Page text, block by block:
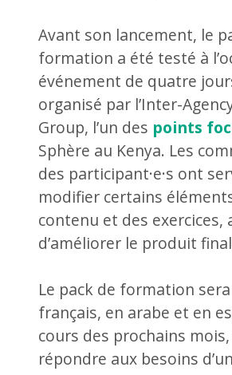
Avant son lancement, le
formation a été testé à
événement de quatre
organisé par l’Inter-
Group, l’un des points
Sphère au Kenya. Les
des participant·e·s ont
modifier certains
contenu et des exercices,
d’améliorer le produit
Le pack de formation
français, en arabe et en
cours des prochains
répondre aux besoins